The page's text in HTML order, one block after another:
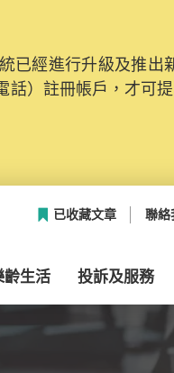
經進行升級及推出
）註冊帳戶，才可
已收藏文章 聯絡
齡生活 投訴及服務